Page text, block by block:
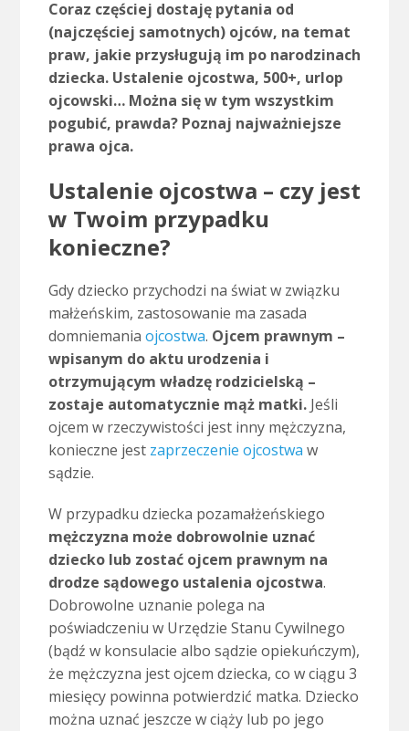
Coraz częściej dostaję pytania od
(najczęściej samotnych) ojców, na temat
praw, jakie przysługują im po narodzinach
dziecka. Ustalenie ojcostwa, 500+, urlop
ojcowski… Można się w tym wszystkim
pogubić, prawda? Poznaj najważniejsze
prawa ojca.
Ustalenie ojcostwa – czy jest
w Twoim przypadku
konieczne?
Gdy dziecko przychodzi na świat w związku
małżeńskim, zastosowanie ma zasada
domniemania ojcostwa. Ojcem prawnym –
wpisanym do aktu urodzenia i
otrzymującym władzę rodzicielską –
zostaje automatycznie mąż matki.Jeśli
ojcem w rzeczywistości jest inny mężczyzna,
konieczne jest zaprzeczenie ojcostwa w
sądzie.
W przypadku dziecka pozamałżeńskiego
mężczyzna może dobrowolnie uznać
dziecko lub zostać ojcem prawnym na
drodze sądowego ustalenia ojcostwa.
Dobrowolne uznanie polega na
poświadczeniu w Urzędzie Stanu Cywilnego
(bądź w konsulacie albo sądzie opiekuńczym),
że mężczyzna jest ojcem dziecka, co w ciągu 3
miesięcy powinna potwierdzić matka. Dziecko
można uznać jeszcze w ciąży lub po jego